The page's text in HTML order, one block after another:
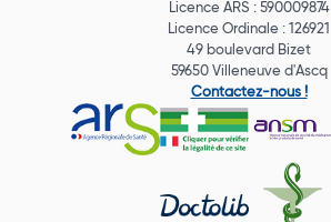
Licence ARS : 590009874
Licence Ordinale : 126921
49 boulevard Bizet
59650 Villeneuve d'Ascq
Contactez-nous !